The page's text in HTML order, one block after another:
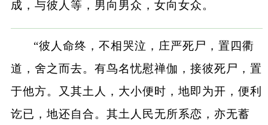
成，与彼人等，男向男众，女向女众。
“彼人命终，不相哭泣，庄严死尸，置四衢
道，舍之而去。有鸟名忧慰禅伽，接彼死尸，置
于他方。又其土人，大小便时，地即为开，便利
讫已，地还自合。其土人民无所系恋，亦无蓄